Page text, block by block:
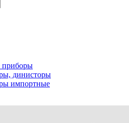
приборы
динисторы
импортные